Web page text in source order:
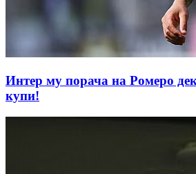
Интер му порачa на Ромеро
купи!